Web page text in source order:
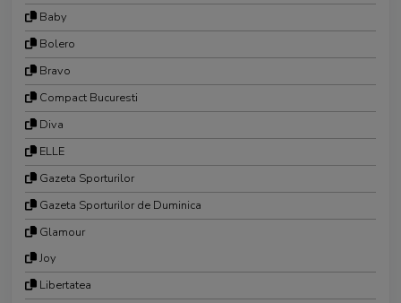
Baby
Bolero
Bravo
Compact Bucuresti
Diva
ELLE
Gazeta Sporturilor
Gazeta Sporturilor de Duminica
Glamour
Joy
Libertatea